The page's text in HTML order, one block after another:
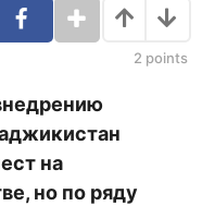
2 points
на
но по ряду